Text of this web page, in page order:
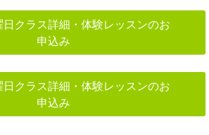
日クラス詳細・体験レッスンのお
申込み
日クラス詳細・体験レッスンのお
申込み